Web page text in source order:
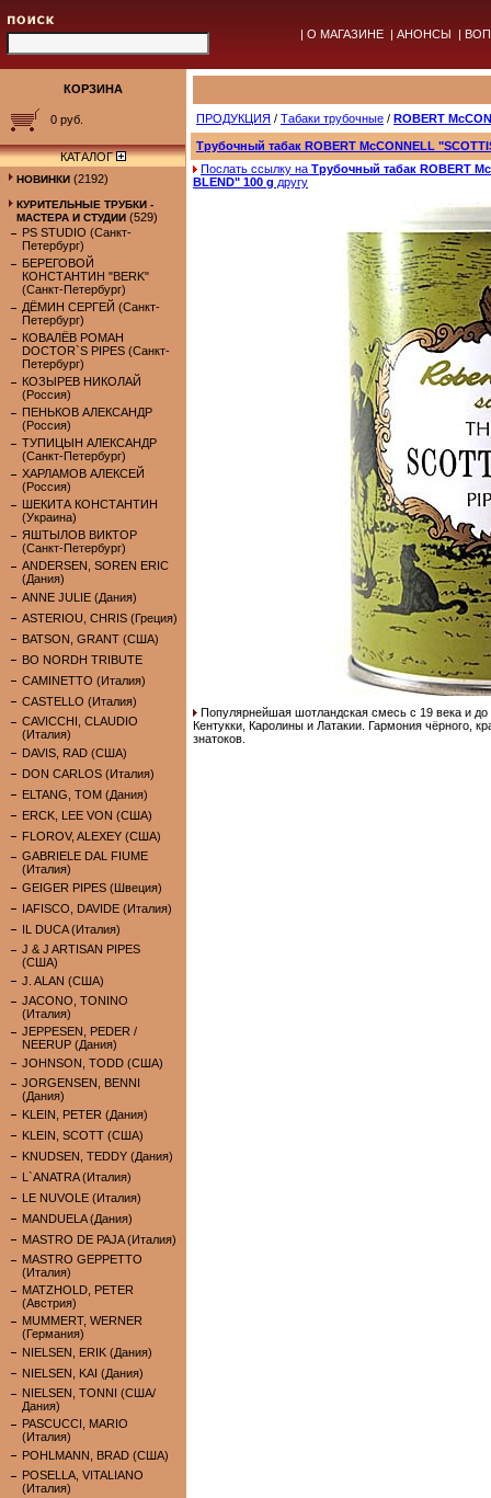
| О МАГАЗИНЕ | АНОНСЫ |
КОРЗИНА
0 руб.
КАТАЛОГ
НОВИНКИ (2192)
КУРИТЕЛЬНЫЕ ТРУБКИ -
МАСТЕРА И СТУДИИ (529)
PS STUDIO (Санкт-
Петербург)
БЕРЕГОВОЙ
КОНСТАНТИН "BERK"
(Санкт-Петербург)
ДЁМИН СЕРГЕЙ (Санкт-
Петербург)
КОВАЛЁВ РОМАН
DOCTOR`S PIPES (Санкт-
Петербург)
КОЗЫРЕВ НИКОЛАЙ
(Россия)
ПЕНЬКОВ АЛЕКСАНДР
(Россия)
ТУПИЦЫН АЛЕКСАНДР
(Санкт-Петербург)
ХАРЛАМОВ АЛЕКСЕЙ
(Россия)
ШЕКИТА КОНСТАНТИН
(Украина)
ЯШТЫЛОВ ВИКТОР
(Санкт-Петербург)
ANDERSEN, SOREN ERIC
(Дания)
ANNE JULIE (Дания)
ASTERIOU, CHRIS (Греция)
BATSON, GRANT (США)
BO NORDH TRIBUTE
CAMINETTO (Италия)
CASTELLO (Италия)
CAVICCHI, CLAUDIO
(Италия)
DAVIS, RAD (США)
DON CARLOS (Италия)
ELTANG, TOM (Дания)
ERCK, LEE VON (США)
FLOROV, ALEXEY (США)
GABRIELE DAL FIUME
(Италия)
GEIGER PIPES (Швеция)
IAFISCO, DAVIDE (Италия)
IL DUCA (Италия)
J & J ARTISAN PIPES
(США)
J. ALAN (США)
JACONO, TONINO
(Италия)
JEPPESEN, PEDER /
NEERUP (Дания)
JOHNSON, TODD (США)
JORGENSEN, BENNI
(Дания)
KLEIN, PETER (Дания)
KLEIN, SCOTT (США)
KNUDSEN, TEDDY (Дания)
L`ANATRA (Италия)
LE NUVOLE (Италия)
MANDUELA (Дания)
MASTRO DE PAJA (Италия)
MASTRO GEPPETTO
(Италия)
MATZHOLD, PETER
(Австрия)
MUMMERT, WERNER
(Германия)
NIELSEN, ERIK (Дания)
NIELSEN, KAI (Дания)
NIELSEN, TONNI (США/
Дания)
PASCUCCI, MARIO
(Италия)
POHLMANN, BRAD (США)
POSELLA, VITALIANO
(Италия)
ПРОДУКЦИЯ / Табаки трубочные / ROBERT
Трубочный табак ROBERT McCONNELL
Послать ссылку на Трубочный табак ROBERT
BLEND" 100 g другу
Популярнейшая шотландская смесь с 19 века и до
Кентукки, Каролины и Латакии. Гармония чёрного,
знатоков.